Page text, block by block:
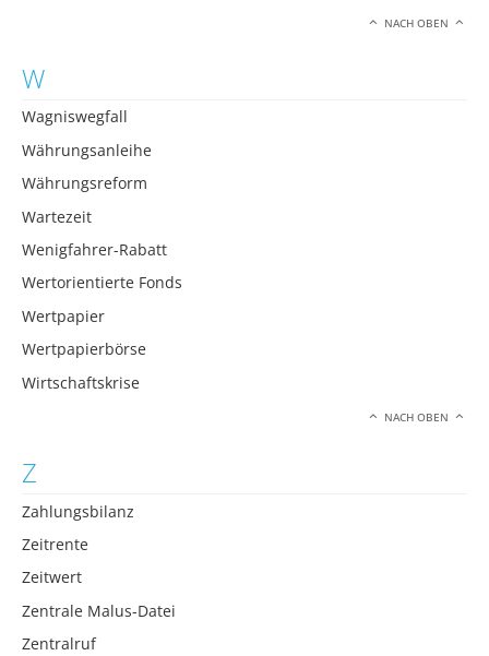
NACH OBEN
W
Wagniswegfall
Währungsanleihe
Währungsreform
Wartezeit
Wenigfahrer-Rabatt
Wertorientierte Fonds
Wertpapier
Wertpapierbörse
Wirtschaftskrise
NACH OBEN
Z
Zahlungsbilanz
Zeitrente
Zeitwert
Zentrale Malus-Datei
Zentralruf